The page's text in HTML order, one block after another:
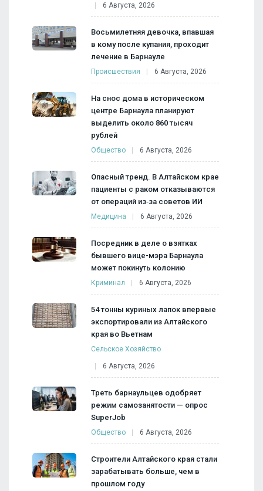
6 Августа, 2026
Восьмилетняя девочка, впавшая
в кому после купания, проходит
лечение в Барнауле
Происшествия 6 Августа, 2026
На снос дома в историческом
центре Барнаула планируют
выделить около 860 тысяч
рублей
Общество 6 Августа, 2026
Опасный тренд. В Алтайском крае
пациенты с раком отказываются
от операций из‑за советов ИИ
Медицина 6 Августа, 2026
Посредник в деле о взятках
бывшего вице-мэра Барнаула
может покинуть колонию
Криминал 6 Августа, 2026
54 тонны куриных лапок впервые
экспортировали из Алтайского
края во Вьетнам
Сельское Хозяйство
6 Августа, 2026
Треть барнаульцев одобряет
режим самозанятости — опрос
SuperJob
Общество 6 Августа, 2026
Строители Алтайского края стали
зарабатывать больше, чем в
прошлом году